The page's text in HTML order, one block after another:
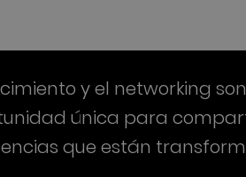
y el networking
única para
que están